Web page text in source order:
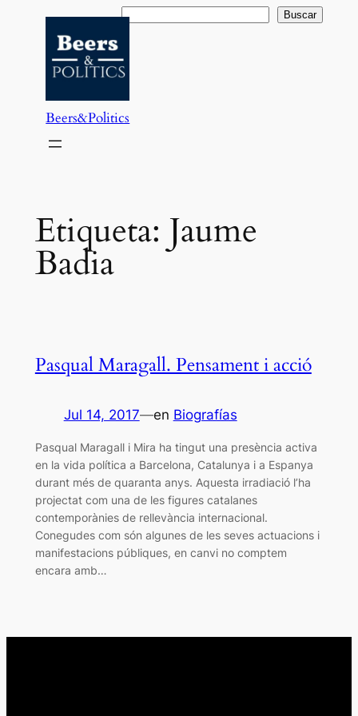
contenido
Buscar Buscar
Beers&Politics
Etiqueta: Jaume
Badia
Pasqual Maragall. Pensament i acció
Jul 14, 2017—en Biografías
Pasqual Maragall i Mira ha tingut una presència activa
en la vida política a Barcelona, Catalunya i a Espanya
durant més de quaranta anys. Aquesta irradiació l’ha
projectat com una de les figures catalanes
contemporànies de rellevància internacional.
Conegudes com són algunes de les seves actuacions i
manifestacions públiques, en canvi no comptem
encara amb…